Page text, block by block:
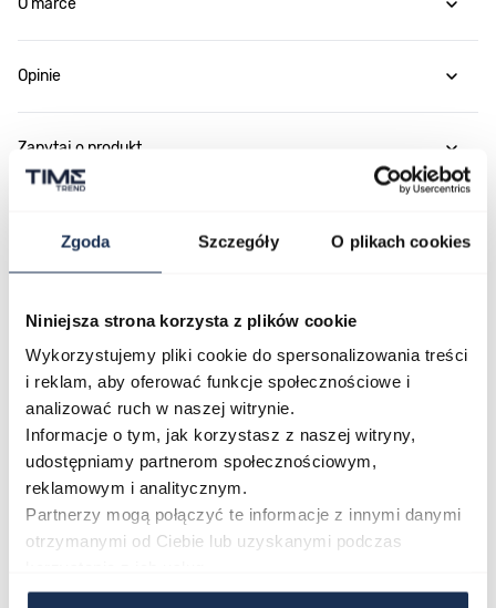
Zgoda Szczegóły O plikach cookies
Niniejsza strona korzysta z plików cookie
Wykorzystujemy pliki cookie do spersonalizowania treści
i reklam, aby oferować funkcje społecznościowe i
analizować ruch w naszej witrynie.
Informacje o tym, jak korzystasz z naszej witryny,
udostępniamy partnerom społecznościowym,
reklamowym i analitycznym.
Partnerzy mogą połączyć te informacje z innymi danymi
otrzymanymi od Ciebie lub uzyskanymi podczas
O marce
Opinie
Zapytaj o produkt
Najczęściej kupowane
Poruszanie się po elementach karuzeli jest możliwe za pomocą
Naciśnij, aby pominąć karuzelę
Naciśnij, aby przejść do nawigacji karuzeli